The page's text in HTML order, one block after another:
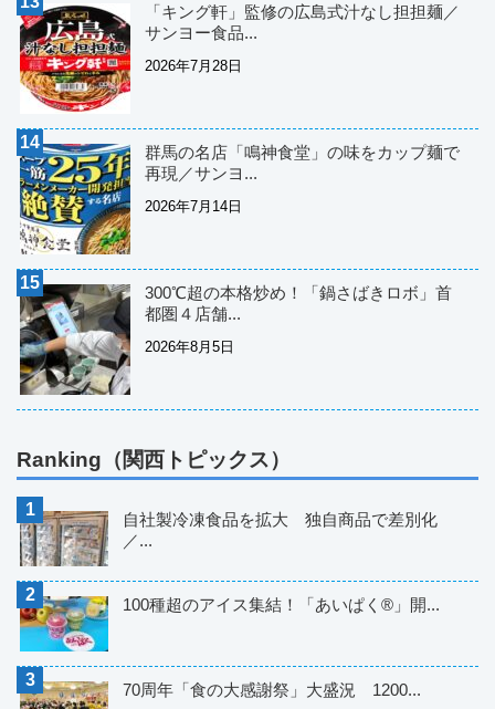
「キング軒」監修の広島式汁なし担担麺／
サンヨー食品...
2026年7月28日
群馬の名店「鳴神食堂」の味をカップ麺で
再現／サンヨ...
2026年7月14日
300℃超の本格炒め！「鍋さばきロボ」首
都圏４店舗...
2026年8月5日
Ranking（関西トピックス）
自社製冷凍食品を拡大 独自商品で差別化
／...
100種超のアイス集結！「あいぱく®」開...
70周年「食の大感謝祭」大盛況 1200...